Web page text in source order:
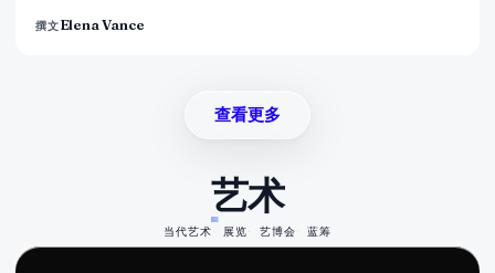
撰文Elena Vance
查看更多
艺术
当代艺术 展览 艺博会 蓝筹